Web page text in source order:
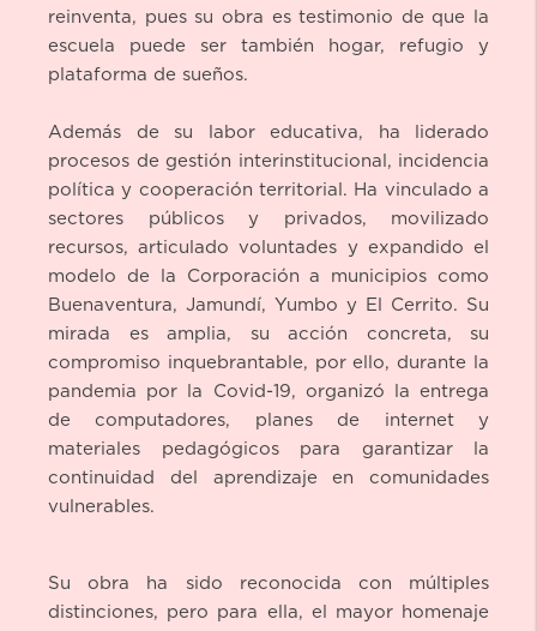
reinventa, pues su obra es testimonio de que la
escuela puede ser también hogar, refugio y
plataforma de sueños.
Además de su labor educativa, ha liderado
procesos de gestión interinstitucional, incidencia
política y cooperación territorial. Ha vinculado a
sectores públicos y privados, movilizado
recursos, articulado voluntades y expandido el
modelo de la Corporación a municipios como
Buenaventura, Jamundí, Yumbo y El Cerrito. Su
mirada es amplia, su acción concreta, su
compromiso inquebrantable, por ello, durante la
pandemia por la Covid-19, organizó la entrega
de computadores, planes de internet y
materiales pedagógicos para garantizar la
continuidad del aprendizaje en comunidades
vulnerables.
Su obra ha sido reconocida con múltiples
distinciones, pero para ella, el mayor homenaje